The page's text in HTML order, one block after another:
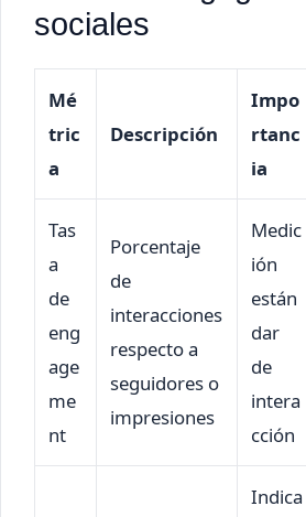
sociales
Mé
tric
a
Descripción
Impo
rtanc
ia
Tas
a
de
eng
age
me
nt
Porcentaje
de
interacciones
respecto a
seguidores o
impresiones
Medic
ión
están
dar
de
intera
cción
Indica